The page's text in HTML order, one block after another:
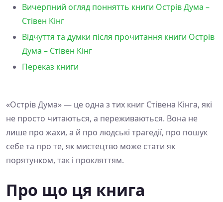
Вичерпний огляд поннятть книги Острів Дума –
Стівен Кінг
Відчуття та думки після прочитання книги Острів
Дума – Стівен Кінг
Переказ книги
«Острів Дума» — це одна з тих книг Стівена Кінга, які
не просто читаються, а переживаються. Вона не
лише про жахи, а й про людські трагедії, про пошук
себе та про те, як мистецтво може стати як
порятунком, так і прокляттям.
Про що ця книга